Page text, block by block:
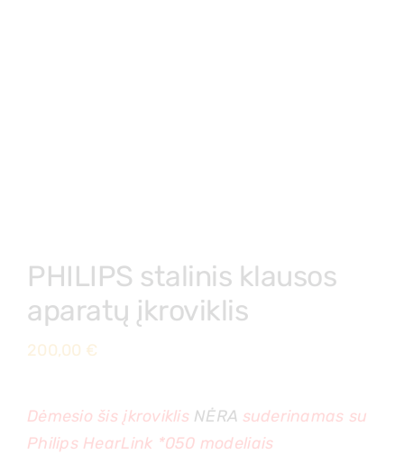
PHILIPS stalinis klausos
aparatų įkroviklis
200,00 €
Dėmesio šis įkroviklis NĖRA suderinamas su
Philips HearLink *050 modeliais